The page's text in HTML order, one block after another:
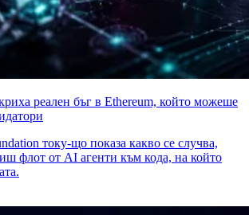
реален бъг в Ethereum, който можеше
току-що показа какво се случва,
флот от AI агенти към кода, на който